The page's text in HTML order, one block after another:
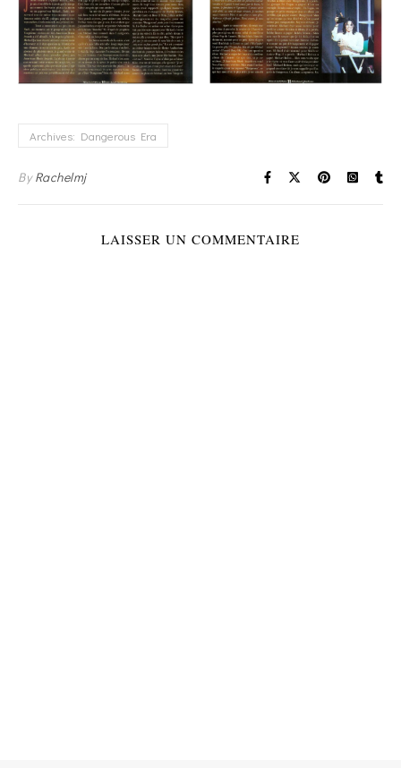
Archives: Dangerous Era
ByRachelmj
LAISSER UN COMMENTAIRE